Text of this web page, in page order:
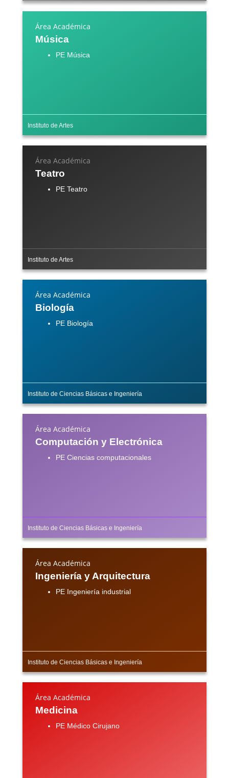
Área Académica
Música
PE Música
Instituto de Artes
Área Académica
Teatro
PE Teatro
Instituto de Artes
Área Académica
Biología
PE Biología
Instituto de Ciencias Básicas e Ingeniería
Área Académica
Computación y Electrónica
PE Ciencias computacionales
Instituto de Ciencias Básicas e Ingeniería
Área Académica
Ingeniería y Arquitectura
PE Ingeniería industrial
Instituto de Ciencias Básicas e Ingeniería
Área Académica
Medicina
PE Médico Cirujano